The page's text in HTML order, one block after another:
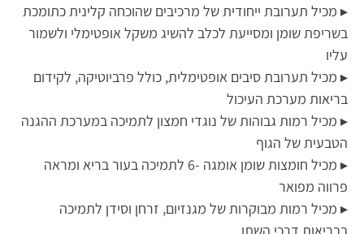
▸ מכיל תערובת ייחודית של מרכיבים שהוכחה קלינית כתומכת
בשריפת שומן ומסייעת לכלב להשיג משקל אופטימלי ולשמור
עליו
▸ מכיל תערובת סיבים אופטימלית, כולל פרביוטיקה, לקידום
בריאות מערכת העיכול
▸ מכיל רמות גבוהות של נוגדי חמצון לתמיכה במערכת ההגנה
הטבעית של הגוף
▸ מכיל חומצות שומן אומגה -6 לתמיכה בעור בריא ומראה
פרווה מפואר
▸ מכיל רמות מבוקרות של מגנזיום, זרחן וסידן לתמיכה